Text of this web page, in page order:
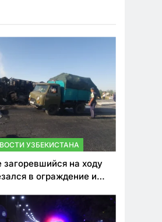
УЗБЕКИСТАНА
загоревшийся на ходу
в ограждение и